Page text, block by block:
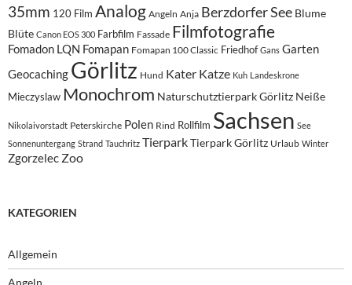
35mm 120 Film Analog Angeln Anja Berzdorfer See Blume
Blüte Canon EOS 300 Farbfilm Fassade Filmfotografie
Fomadon LQN Fomapan Fomapan 100 Classic Friedhof Gans Garten
Geocaching Görlitz Hund Kater Katze Kuh Landeskrone
Mieczyslaw Monochrom Naturschutztierpark Görlitz Neiße
Nikolaivorstadt Peterskirche Polen Rind Rollfilm Sachsen See
Sonnenuntergang Strand Tauchritz TierparkTierpark Görlitz Urlaub Winter
Zgorzelec Zoo
KATEGORIEN
Allgemein